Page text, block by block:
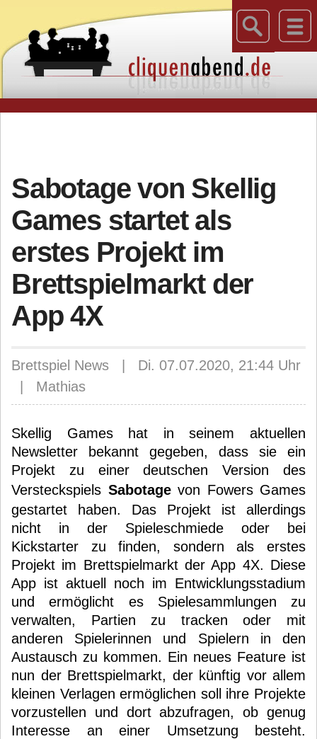
Sabotage von Skellig
Games startet als
erstes Projekt im
Brettspielmarkt der
App 4X
Brettspiel News | Di. 07.07.2020, 21:44 Uhr
| Mathias
Skellig Games hat in seinem aktuellen
Newsletter bekannt gegeben, dass sie ein
Projekt zu einer deutschen Version des
Versteckspiels Sabotagevon Fowers Games
gestartet haben. Das Projekt ist allerdings
nicht in der Spieleschmiede oder bei
Kickstarter zu finden, sondern als erstes
Projekt im Brettspielmarkt der App 4X. Diese
App ist aktuell noch im Entwicklungsstadium
und ermöglicht es Spielesammlungen zu
verwalten, Partien zu tracken oder mit
anderen Spielerinnen und Spielern in den
Austausch zu kommen. Ein neues Feature ist
nun der Brettspielmarkt, der künftig vor allem
kleinen Verlagen ermöglichen soll ihre Projekte
vorzustellen und dort abzufragen, ob genug
Interesse an einer Umsetzung besteht.